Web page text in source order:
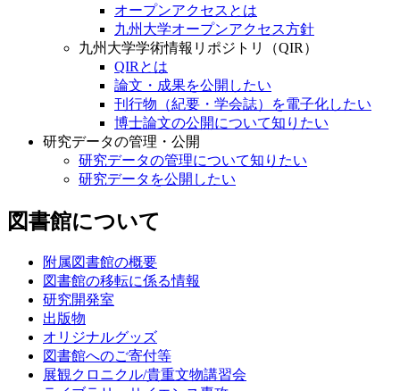
オープンアクセスとは
九州大学オープンアクセス方針
九州大学学術情報リポジトリ（QIR）
QIRとは
論文・成果を公開したい
刊行物（紀要・学会誌）を電子化したい
博士論文の公開について知りたい
研究データの管理・公開
研究データの管理について知りたい
研究データを公開したい
図書館について
附属図書館の概要
図書館の移転に係る情報
研究開発室
出版物
オリジナルグッズ
図書館へのご寄付等
展観クロニクル/貴重文物講習会